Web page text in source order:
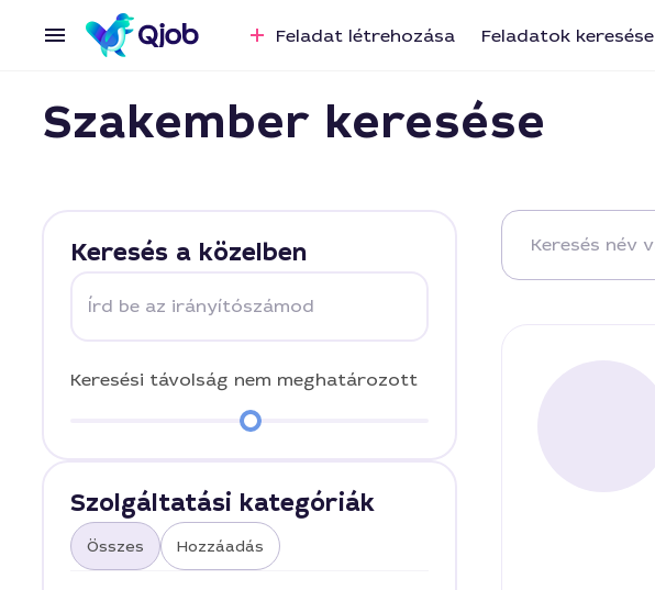
Feladat létrehozása Feladatok keresése
Szakember keresése
Keresés a közelben
Írd be az irányítószámod
Keresési távolság nem meghatározott
Szolgáltatási kategóriák
Összes Hozzáadás